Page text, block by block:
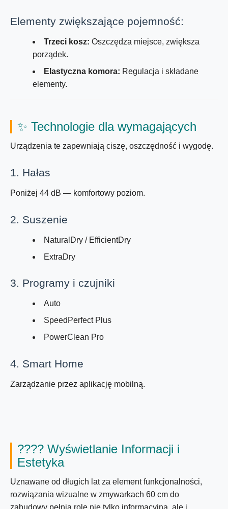
Elementy zwiększające pojemność:
Trzeci kosz: Oszczędza miejsce, zwiększa
porządek.
Elastyczna komora: Regulacja i składane
elementy.
✨ Technologie dla wymagających
Urządzenia te zapewniają ciszę, oszczędność i wygodę.
1. Hałas
Poniżej 44 dB — komfortowy poziom.
2. Suszenie
NaturalDry / EfficientDry
ExtraDry
3. Programy i czujniki
Auto
SpeedPerfect Plus
PowerClean Pro
4. Smart Home
Zarządzanie przez aplikację mobilną.
???? Wyświetlanie Informacji i
Estetyka
Uznawane od długich lat za element funkcjonalności,
rozwiązania wizualne w zmywarkach 60 cm do